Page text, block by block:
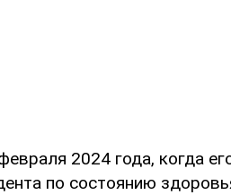
2024 года, когда
по состоянию